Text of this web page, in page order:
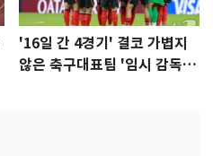
'16일 간 4경기' 결코 가볍지
않은 축구대표팀 '임시 감독'